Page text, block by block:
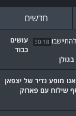
חדשים
50:18
עושים
כבוד
מופע נדיר של יצפאן
שילוח עם פארוק